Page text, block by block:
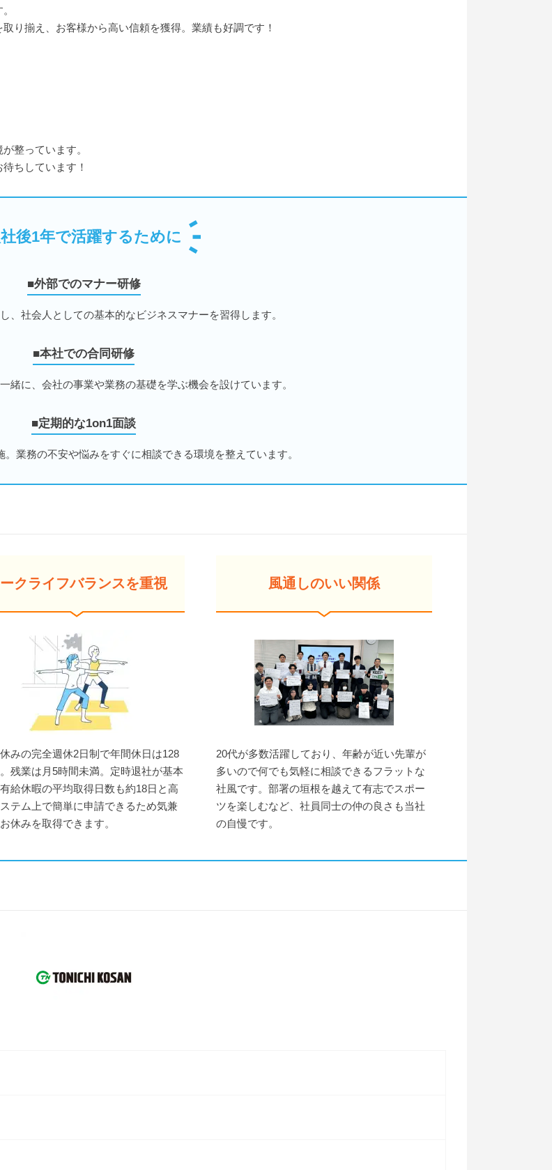
り揃え、お客様から高い信頼を獲得。業績も好調です！
整っています。
ちしています！
後1年で活躍するために
■外部でのマナー研修
、社会人としての基本的なビジネスマナーを習得します。
■本社での合同研修
緒に、会社の事業や業務の基礎を学ぶ機会を設けています。
■定期的な1on1面談
業務の不安や悩みをすぐに相談できる環境を整えています。
クライフバランスを重視
みの完全週休2日制で年間休日は128
残業は月5時間未満。定時退社が基本
給休暇の平均取得日数も約18日と高
テム上で簡単に申請できるため気兼
休みを取得できます。
風通しのいい関係
20代が多数活躍しており、年齢が近い先輩が
多いので何でも気軽に相談できるフラットな
社風です。部署の垣根を越えて有志でスポー
ツを楽しむなど、社員同士の仲の良さも当社
の自慢です。